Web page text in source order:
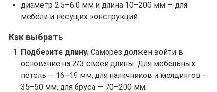
диаметр 2.5–6.0 мм и длина 10–200 мм — для
мебели и несущих конструкций.
Как выбрать
Подберите длину. Саморез должен войти в
основание на 2/3 своей длины. Для мебельных
петель — 16–19 мм, для наличников и молдингов —
35–50 мм, для бруса — 70–200 мм.